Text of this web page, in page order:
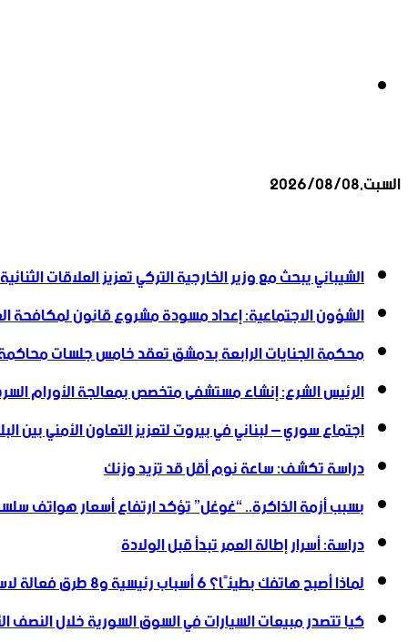
السبت,2026/08/08
الشيباني يبحث مع وزير الخارجية التركي تعزيز العلاقات الثنائية
الشؤون الاجتماعية: إعداد مسودة مشروع قانون لمكافحة
محكمة الجنايات الرابعة بدمشق تعقد خامس جلسات
الرئيس الشرع: إنشاء ‌‏مستشفى متخصص بمعالجة الأورام
اجتماع سوري – لبناني في بيروت لتعزيز التعاون ‏الأمني ‏بين
دراسة تكشف: ساعة نوم أقل قد تزيد وزنك
بسبب أزمة الذاكرة.. “غوغل” تؤكد ارتفاع أسعار هواتف
دراسة: أسرار إطالة العمر تبدأ قبل الولادة
لماذا أصبح هاتفك بطيئًا؟ 6 أسباب رئيسية و8 طرق فعالة لاستعادة سرعته
كيا تتصدر مبيعات السيارات في السوق السورية خلال النصف